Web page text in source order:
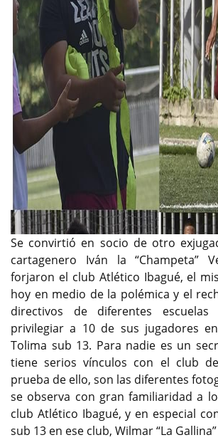
Se convirtió en socio de otro
cartagenero Iván la “Champeta”
forjaron el club Atlético Ibagué, el
hoy en medio de la polémica y el
directivos de diferentes
privilegiar a 10 de sus jugadores
Tolima sub 13. Para nadie es un
tiene serios vínculos con el club de
prueba de ello, son las diferentes
se observa con gran familiaridad a
club Atlético Ibagué, y en especial
sub 13 en ese club, Wilmar “La